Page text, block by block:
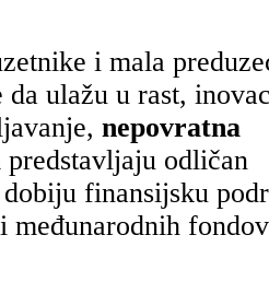
i mala
da ulažu u rast,
nepovratna
predstavljaju odličan
finansijsku
međunarodnih